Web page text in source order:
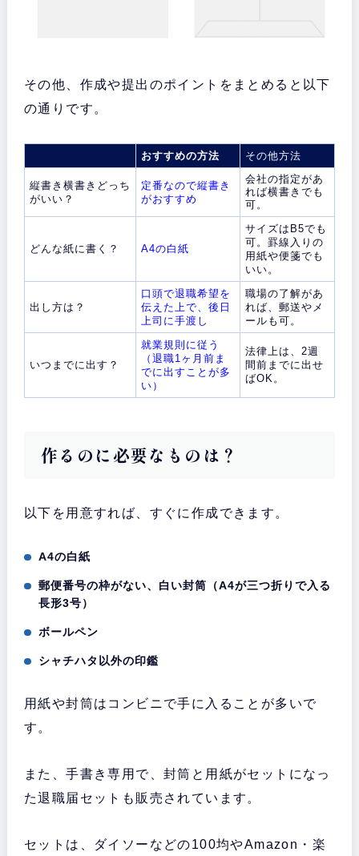
その他、作成や提出のポイントをまとめると以下
の通りです。
おすすめの方法 その他方法
縦書き横書きどっち
がいい？
定番なので縦書き
がおすすめ
会社の指定があ
れば横書きでも
可。
どんな紙に書く？ A4の白紙
サイズはB5でも
可。罫線入りの
用紙や便箋でも
いい。
出し方は？
口頭で退職希望を
伝えた上で、後日
上司に手渡し
職場の了解があ
れば、郵送やメ
ールも可。
いつまでに出す？
就業規則に従う
（退職1ヶ月前ま
でに出すことが多
い）
法律上は、2週
間前までに出せ
ばOK。
作るのに必要なものは？
以下を用意すれば、すぐに作成できます。
A4の白紙
郵便番号の枠がない、白い封筒（A4が三つ折りで入る
長形3号）
ボールペン
シャチハタ以外の印鑑
用紙や封筒はコンビニで手に入ることが多いで
す。
また、手書き専用で、封筒と用紙がセットになっ
た退職届セットも販売されています。
セットは、ダイソーなどの100均やAmazon・楽